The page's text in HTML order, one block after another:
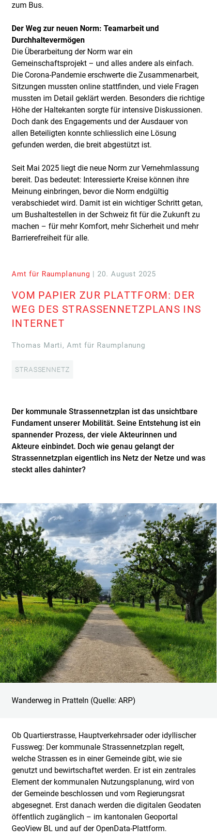
zum Bus.
Der Weg zur neuen Norm: Teamarbeit und
Durchhaltevermögen
Die Überarbeitung der Norm war ein
Gemeinschaftsprojekt – und alles andere als einfach.
Die Corona-Pandemie erschwerte die Zusammenarbeit,
Sitzungen mussten online stattfinden, und viele Fragen
mussten im Detail geklärt werden. Besonders die richtige
Höhe der Haltekanten sorgte für intensive Diskussionen.
Doch dank des Engagements und der Ausdauer von
allen Beteiligten konnte schliesslich eine Lösung
gefunden werden, die breit abgestützt ist.
Seit Mai 2025 liegt die neue Norm zur Vernehmlassung
bereit. Das bedeutet: Interessierte Kreise können ihre
Meinung einbringen, bevor die Norm endgültig
verabschiedet wird. Damit ist ein wichtiger Schritt getan,
um Bushaltestellen in der Schweiz fit für die Zukunft zu
machen – für mehr Komfort, mehr Sicherheit und mehr
Barrierefreiheit für alle.
Amt für Raumplanung | 20. August 2025
VOM PAPIER ZUR PLATTFORM: DER
WEG DES STRASSENNETZPLANS INS
INTERNET
Thomas Marti, Amt für Raumplanung
STRASSENNETZ
Der kommunale Strassennetzplan ist das unsichtbare
Fundament unserer Mobilität. Seine Entstehung ist ein
spannender Prozess, der viele Akteurinnen und
Akteure einbindet. Doch wie genau gelangt der
Strassennetzplan eigentlich ins Netz der Netze und was
steckt alles dahinter?
Wanderweg in Pratteln (Quelle: ARP)
Ob Quartierstrasse, Hauptverkehrsader oder idyllischer
Fussweg: Der kommunale Strassennetzplan regelt,
welche Strassen es in einer Gemeinde gibt, wie sie
genutzt und bewirtschaftet werden. Er ist ein zentrales
Element der kommunalen Nutzungsplanung, wird von
der Gemeinde beschlossen und vom Regierungsrat
abgesegnet. Erst danach werden die digitalen Geodaten
öffentlich zugänglich – im kantonalen Geoportal
GeoView BL und auf der OpenData-Plattform.